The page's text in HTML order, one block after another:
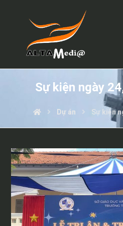
Sự kiện ngày
Dự án Sự kiện